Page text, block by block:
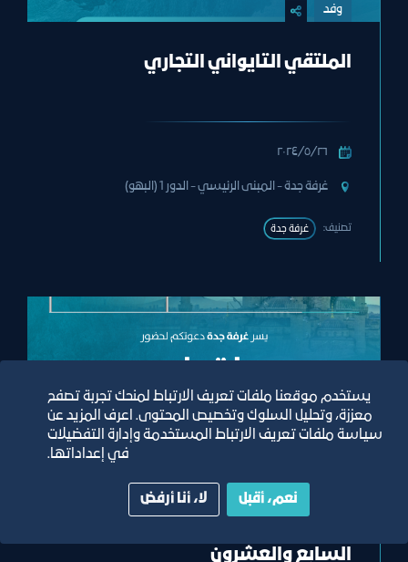
وفد
الملتقي التايواني التجاري
٢٦‏/٥‏/٢٠٢٤
غرفة جدة - المبنى الرئيسي - الدور 1 (البهو)
تصنيف: غرفة جدة
السابع والعشرون
يستخدم موقعنا ملفات تعريف الارتباط لمنحك تجربة تصفح
معززة، وتحليل السلوك وتخصيص المحتوى. اعرف المزيد عن
سياسة ملفات تعريف الارتباط المستخدمة وإدارة التفضيلات
في إعداداتها.
نعم، أقبل لا، أنا أرفض